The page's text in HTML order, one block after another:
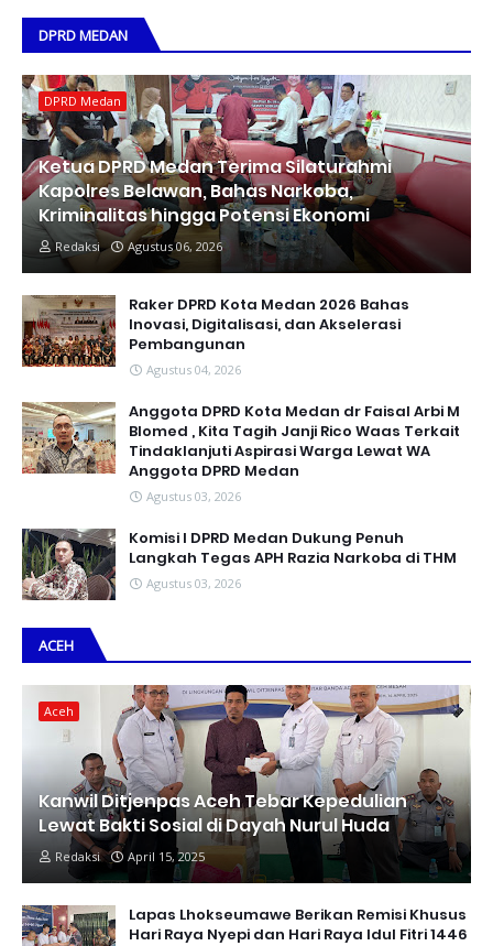
DPRD MEDAN
DPRD Medan
Ketua DPRD Medan Terima Silaturahmi
Kapolres Belawan, Bahas Narkoba,
Kriminalitas hingga Potensi Ekonomi
Redaksi Agustus 06, 2026
Raker DPRD Kota Medan 2026 Bahas
Inovasi, Digitalisasi, dan Akselerasi
Pembangunan
Agustus 04, 2026
Anggota DPRD Kota Medan dr Faisal Arbi M
Blomed , Kita Tagih Janji Rico Waas Terkait
Tindaklanjuti Aspirasi Warga Lewat WA
Anggota DPRD Medan
Agustus 03, 2026
Komisi I DPRD Medan Dukung Penuh
Langkah Tegas APH Razia Narkoba di THM
Agustus 03, 2026
ACEH
Aceh
Kanwil Ditjenpas Aceh Tebar Kepedulian
Lewat Bakti Sosial di Dayah Nurul Huda
Redaksi April 15, 2025
Lapas Lhokseumawe Berikan Remisi Khusus
Hari Raya Nyepi dan Hari Raya Idul Fitri 1446